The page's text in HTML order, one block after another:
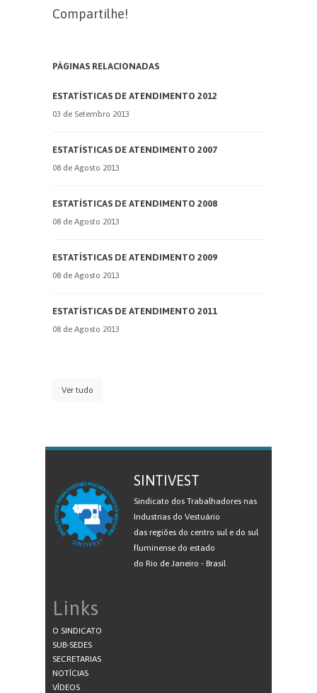
Compartilhe!
PÁGINAS RELACIONADAS
ESTATÍSTICAS DE ATENDIMENTO 2012
03 de Setembro 2013
ESTATÍSTICAS DE ATENDIMENTO 2007
08 de Agosto 2013
ESTATÍSTICAS DE ATENDIMENTO 2008
08 de Agosto 2013
ESTATÍSTICAS DE ATENDIMENTO 2009
08 de Agosto 2013
ESTATÍSTICAS DE ATENDIMENTO 2011
08 de Agosto 2013
Ver tudo
SINTIVEST
Sindicato dos Trabalhadores nas
Industrias do Vestuário
das regiões do centro sul e do sul
fluminense do estado
do Rio de Janeiro - Brasil
Links
O SINDICATO
SUB-SEDES
SECRETARIAS
NOTÍCIAS
VÍDEOS